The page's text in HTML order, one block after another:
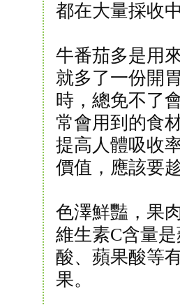
都在大量採收
牛番茄多是用
就多了一份開
時，總免不了
常會用到的食
提高人體吸收
價值，應該要
色澤鮮豔，果
維生素C含量
酸、蘋果酸等
果。